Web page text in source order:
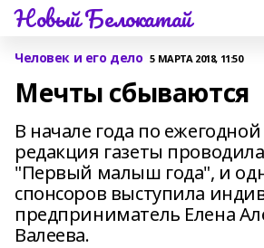
Новый Белокатай
Человек и его дело 5 МАРТА 2018, 11:50
Мечты сбываются
В начале года по
редакция газеты
"Первый малыш года", и
спонсоров выступила
предприниматель Елена
Валеева.